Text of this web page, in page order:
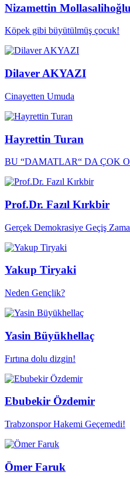
Nizamettin Mollasalihoğlu
Köpek gibi büyütülmüş çocuk!
Dilaver AKYAZI
Cinayetten Umuda
Hayrettin Turan
BU “DAMATLAR“ DA ÇOK
Prof.Dr. Fazıl Kırkbir
Gerçek Demokrasiye Geçiş
Yakup Tiryaki
Neden Gençlik?
Yasin Büyükhellaç
Fırtına dolu dizgin!
Ebubekir Özdemir
Trabzonspor Hakemi Geçemedi!
Ömer Faruk